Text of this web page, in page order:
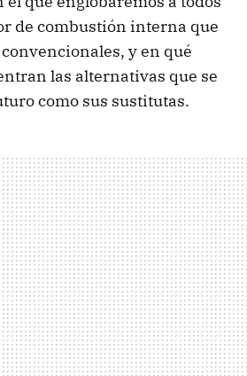
de combustión interna que
y en qué
las alternativas que se
como sus sustitutas.